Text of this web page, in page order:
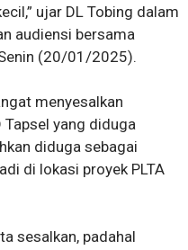
ujar DL Tobing dalam
audiensi bersama
(20/01/2025).
menyesalkan
Tapsel yang diduga
diduga sebagai
di lokasi proyek PLTA
sesalkan, padahal